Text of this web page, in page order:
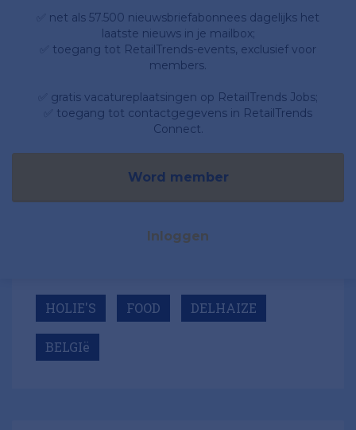
✅ net als 57.500 nieuwsbriefabonnees dagelijks het
laatste nieuws in je mailbox;
✅ toegang tot RetailTrends-events, exclusief voor
members.
✅ gratis vacatureplaatsingen op RetailTrends Jobs;
✅ toegang tot contactgegevens in RetailTrends
Connect.
Word member
Inloggen
HOLIE'S FOOD DELHAIZE
BELGIë